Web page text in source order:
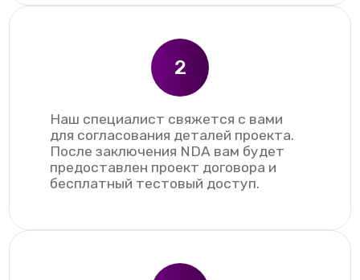
2
Наш специалист свяжется с вами
для согласования деталей проекта.
После заключения NDA вам будет
предоставлен проект договора и
бесплатный тестовый доступ.